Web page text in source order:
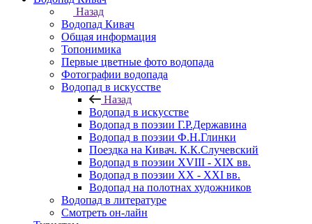
Назад
Водопад Кивач
Общая информация
Топонимика
Первые цветные фото водопада
Фотографии водопада
Водопад в искусстве
Назад
Водопад в искусстве
Водопад в поэзии Г.Р.Державина
Водопад в поэзии Ф.Н.Глинки
Поездка на Кивач. К.К.Случевский
Водопад в поэзии XVIII - XIX вв.
Водопад в поэзии XX - XXI вв.
Водопад на полотнах художников
Водопад в литературе
Смотреть он-лайн